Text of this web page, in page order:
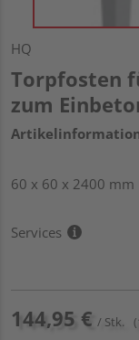
HQ
Torpfosten
zum
60 x 60 x 2400 mm
Services
144,95 € / Stk.